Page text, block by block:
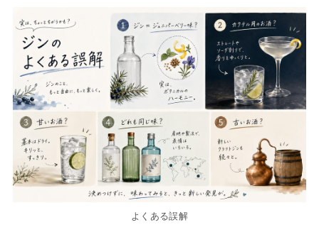
よくある誤解